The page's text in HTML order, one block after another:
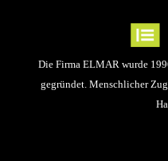
Die Firma ELMAR wurde
gegründet. Menschlicher